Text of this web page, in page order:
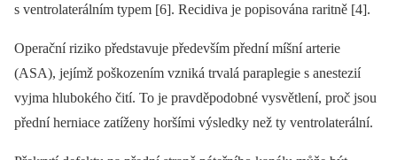
s ventrolaterálním typem [6]. Recidiva je popisována raritně [4].
Operační riziko představuje především přední míšní arterie
(ASA), jejímž poškozením vzniká trvalá paraplegie s ane­stezií
vyjma hlubokého čití. To je pravděpodobné vysvětlení, proč jsou
přední herniace zatíženy horšími výsledky než ty ventrolaterální.